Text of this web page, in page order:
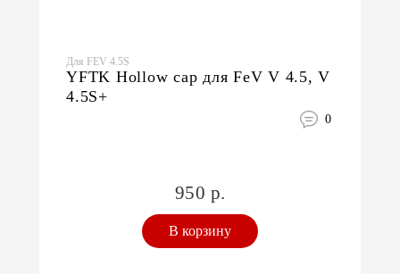
Для FEV 4.5S
YFTK Hollow cap для FeV V 4.5, V
4.5S+
0
950 р.
В корзину